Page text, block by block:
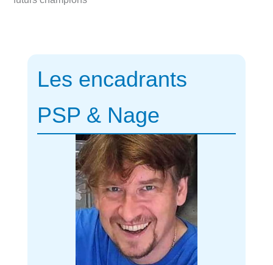
Les encadrants
PSP & Nage